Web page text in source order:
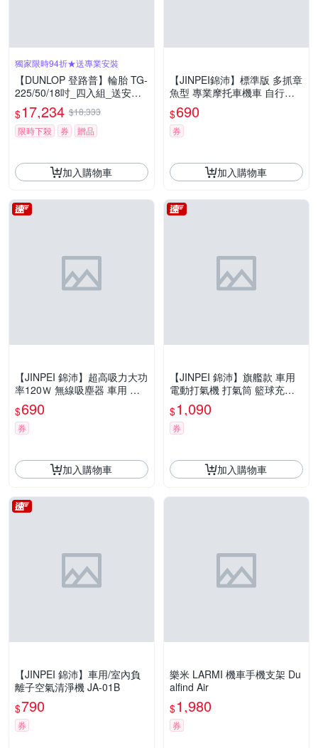
獨家限時94折★送專業安裝
【DUNLOP 登路普】輪胎 TG-
225/50/18吋_四入組_送安裝
(車麗屋)
$17,234 $18,333
限時下殺
券 贈品
加入購物車
【JINPEI錦沛】標準版 多抓章
魚型 專業摩托車機車 自行車
手機架-後視鏡型JH-02B-M-N
S
$690
券
加入購物車
【JINPEI 錦沛】超高吸力大功
率120Ｗ 無線吸塵器 車用 家
居兩用 JV-03W
$690
券
加入購物車
【JINPEI 錦沛】旗艦款 車用
電動打氣機 打氣筒 籃球充氣
機 胎壓偵測 加大電池容量
$1,090
券
加入購物車
【JINPEI 錦沛】車用/室內負
離子空氣清淨機 JA-01B
$790
券
樂米 LARMI 機車手機支架 Du
alfind Air
$1,980
券